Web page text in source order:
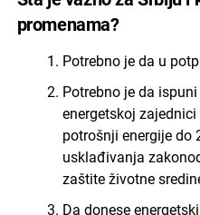
promenama?
Potrebno je da u
Potrebno je da
energetskoj
potrošnji energije do
usklađivanja
zaštite životne
Da donese